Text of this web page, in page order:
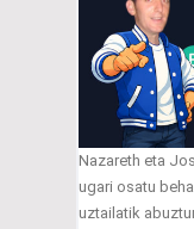
Nazareth eta
ugari osatu
uztailatik